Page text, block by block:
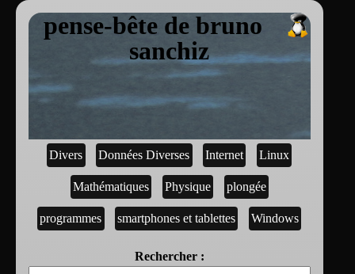
pense-bête de bruno
sanchiz
Divers Données Diverses Internet Linux
Mathématiques Physique plongée
programmes smartphones et tablettes Windows
Rechercher :